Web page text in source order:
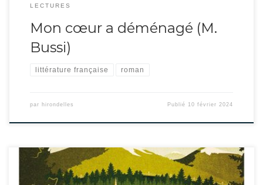
LECTURES
Mon cœur a déménagé (M.
Bussi)
littérature française roman
par hirondelles Publié 10 février 2024